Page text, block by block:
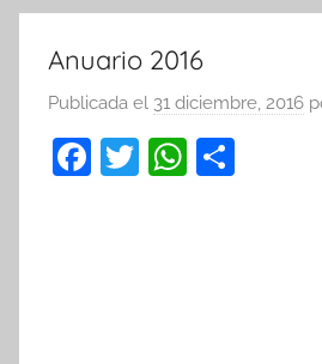
Anuario 2016
Publicada el 31 diciembre, 2016
F
T
W